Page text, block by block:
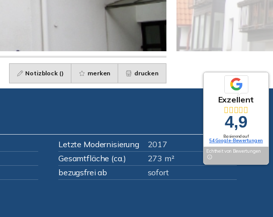
Notizblock () merken drucken
Letzte Modernisierung
2017
Gesamtfläche (ca.)
273 m²
bezugsfrei ab sofort
Exzellent
4,9
Basierend auf
54 Google-Bewertungen
Echtheit von Bewertungen